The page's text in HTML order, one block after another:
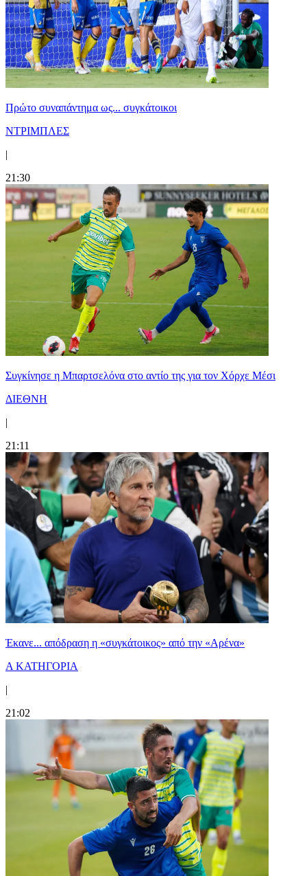
Πρώτο συναπάντημα ως... συγκάτοικοι
ΝΤΡΙΜΠΛΕΣ
|
21:30
Συγκίνησε η Μπαρτσελόνα στο αντίο της για τον Χόρχε Μέσι
ΔΙΕΘΝΗ
|
21:11
Έκανε... απόδραση η «συγκάτοικος» από την «Αρένα»
Α ΚΑΤΗΓΟΡΙΑ
|
21:02